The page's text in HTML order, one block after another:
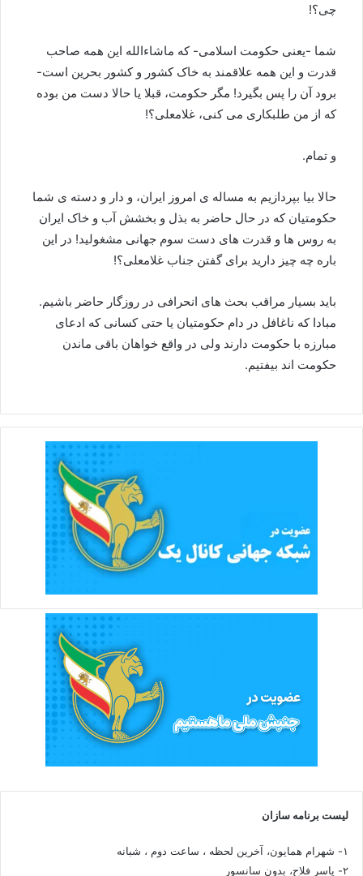
چی؟!
شما -یعنی حکومت اسلامی- که ماشاءالله این همه صاحب
قدرت و این همه علاقمند به خاک کشور و کشور بحرین است-
برود آن را پس بگیرد! مگر حکومت، قبلا یا حالا دست من بوده
که از من طلبکاری می کنی، غلامعلی؟!
و تمام.
حالا بیا بپردازیم به مساله ی امروز ایران، و دار و دسته ی شما
حکومتیان که در حال حاضر به بذل و بخشش آب و خاک ایران
به روس ها و قدرت های دست سوم جهانی مشغولید! در این
باره چه چیز دارید برای گفتن جناب غلامعلی؟!
باید بسیار مراقب بحث های انحرافی در روزگار حاضر باشیم.
مبادا که ناغافل در دام حکومتیان یا حتی کسانی که ادعای
مبارزه با حکومت دارند ولی در واقع خواهان باقی ماندن
حکومت اند بیفتیم.
لیست برنامه سازان
۱- شهرام همایون، آخرین لحظه ، ساعت دوم ، شبانه
۲- یاسر فلاح، بدون سانسور